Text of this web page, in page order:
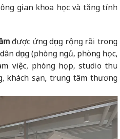
gian khoa học và tăng tính
được ứng dụng rộng rãi trong
dụng (phòng ngủ, phòng học,
việc, phòng họp, studio thu
khách sạn, trung tâm thương